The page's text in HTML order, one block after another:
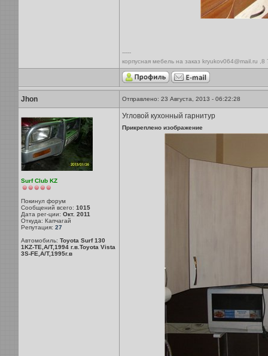
-----
корпусная мебель на заказ kryukov064@mail.ru
Jhon Отправлено: 23 Августа, 2013 - 06:22:28
Surf Club KZ
Покинул форум
Сообщений всего: 1015
Дата рег-ции: Окт. 2011
Откуда: Капчагай
Репутация: 27
Автомобиль: Toyota Surf 130
1KZ-TE,A/T,1994 г.в.Toyota Vista
3S-FE,A/T,1995г.в
Угловой кухонный гарнитур
Прикреплено изображение